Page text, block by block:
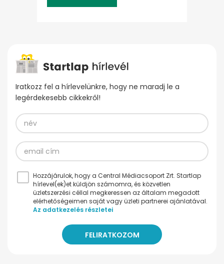
Iratkozz fel a hírlevelünkre, hogy ne maradj le a
legérdekesebb cikkekről!
Hozzájárulok, hogy a Central Médiacsoport Zrt. Startlap
hírlevel(ek)et küldjön számomra, és közvetlen
üzletszerzési céllal megkeressen az általam megadott
elérhetőségeimen saját vagy üzleti partnerei ajánlatával.
Az adatkezelés részletei